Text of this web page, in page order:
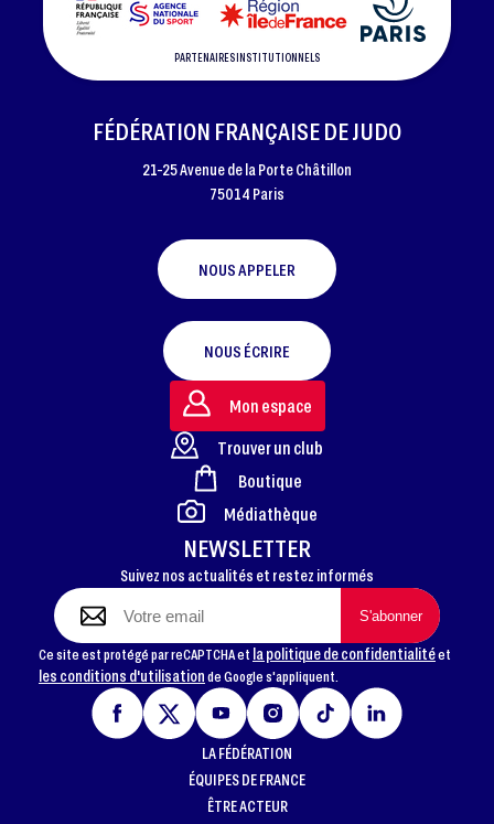
PARTENAIRES INSTITUTIONNELS
FOOTER
FÉDÉRATION FRANÇAISE DE JUDO
21-25 Avenue de la Porte Châtillon
75014 Paris
NOUS APPELER
NOUS ÉCRIRE
NEWSLETTER
Suivez nos actualités et restez informés
Ce site est protégé par reCAPTCHA et la politique de confidentialitéet
les conditions d'utilisationde Google s'appliquent.
Mon espace
Trouver un club
Boutique
Médiathèque
LA FÉDÉRATION
ÉQUIPES DE FRANCE
ÊTRE ACTEUR